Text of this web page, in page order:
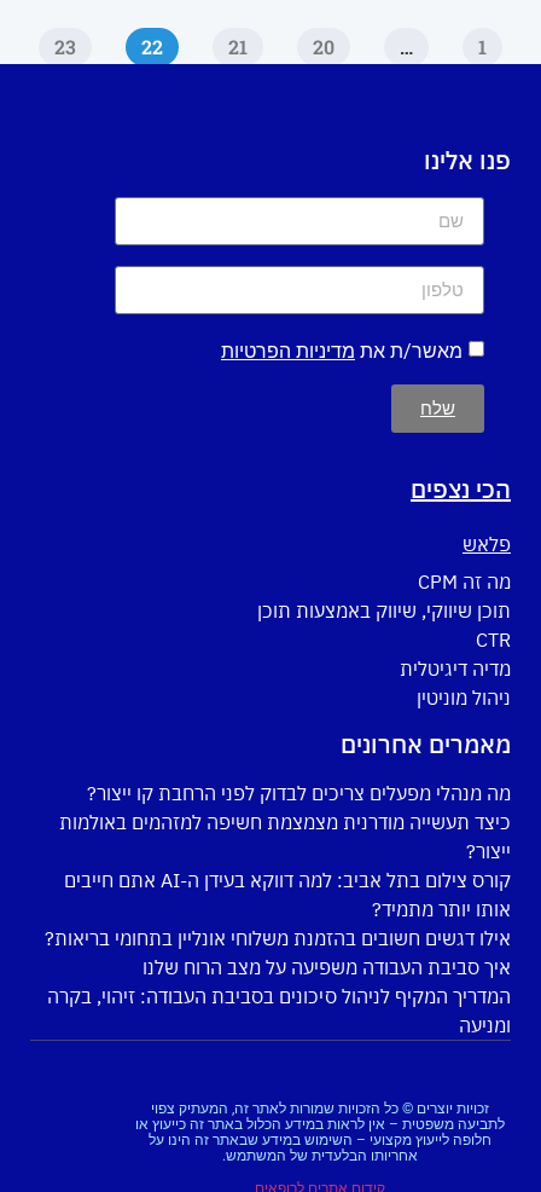
1
…
20
21
22
23
פנו אלינו
מאשר/ת את מדיניות הפרטיות
שלח
הכי נצפים
פלאש
מה זה CPM
תוכן שיווקי, שיווק באמצעות תוכן
CTR
מדיה דיגיטלית
ניהול מוניטין
מאמרים אחרונים
מה מנהלי מפעלים צריכים לבדוק לפני הרחבת קו ייצור?
כיצד תעשייה מודרנית מצמצמת חשיפה למזהמים באולמות
ייצור?
קורס צילום בתל אביב: למה דווקא בעידן ה-AI אתם חייבים
אותו יותר מתמיד?
אילו דגשים חשובים בהזמנת משלוחי אונליין בתחומי בריאות?
איך סביבת העבודה משפיעה על מצב הרוח שלנו
המדריך המקיף לניהול סיכונים בסביבת העבודה: זיהוי, בקרה
ומניעה
זכויות יוצרים © כל הזכויות שמורות לאתר זה, המעתיק צפוי
לתביעה משפטית – אין לראות במידע הכלול באתר זה כייעוץ או
חלופה לייעוץ מקצועי – השימוש במידע שבאתר זה הינו על
אחריותו הבלעדית של המשתמש.